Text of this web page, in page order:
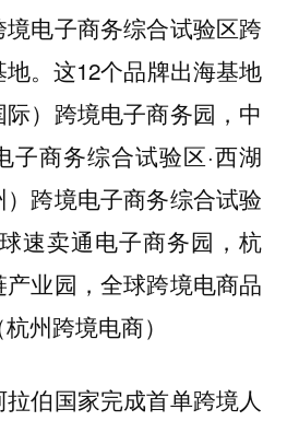
电子商务综合试验区跨
。这12个品牌出海基地
）跨境电子商务园，中
子商务综合试验区·西湖
跨境电子商务综合试验
速卖通电子商务园，杭
业园，全球跨境电商品
州跨境电商）
伯国家完成首单跨境人